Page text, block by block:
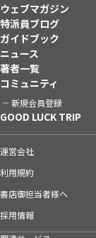
ウェブマガジン
特派員ブログ
ガイドブック
ニュース
著者一覧
コミュニティ
新規会員登録
GOOD LUCK TRIP
運営会社
利用規約
書店御担当者様へ
採用情報